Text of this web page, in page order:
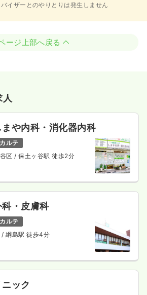
イザーとのやりとりは発生しません
ージ上部へ戻る
人
や内科・消化器内科
ルテ
谷区/ 保土ヶ谷駅 徒歩2分
・皮膚科
ルテ
/ 綱島駅 徒歩4分
ニック